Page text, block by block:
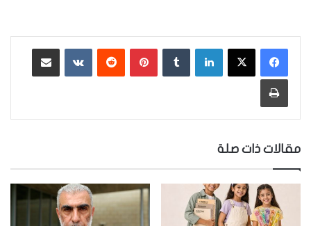
لينكدإن بينتيريست ‏VKontakte
طباعة
مقالات ذات صلة